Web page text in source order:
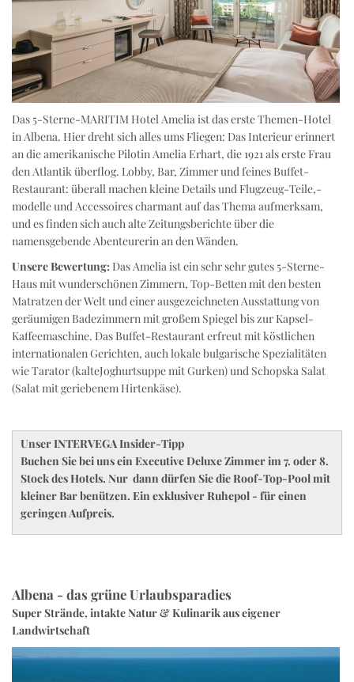
Das 5-Sterne-MARITIM Hotel Amelia ist das erste Themen-Hotel
in Albena. Hier dreht sich alles ums Fliegen: Das Interieur erinnert
an die amerikanische Pilotin Amelia Erhart, die 1921 als erste Frau
den Atlantik überflog. Lobby, Bar, Zimmer und feines Buffet-
Restaurant: überall machen kleine Details und Flugzeug-Teile,-
modelle und Accessoires charmant auf das Thema aufmerksam,
und es finden sich auch alte Zeitungsberichte über die
namensgebende Abenteurerin an den Wänden.
Unsere Bewertung: Das Amelia ist ein sehr sehr gutes 5-Sterne-
Haus mit wunderschönen Zimmern, Top-Betten mit den besten
Matratzen der Welt und einer ausgezeichneten Ausstattung von
geräumigen Badezimmern mit großem Spiegel bis zur Kapsel-
Kaffeemaschine. Das Buffet-Restaurant erfreut mit köstlichen
internationalen Gerichten, auch lokale bulgarische Spezialitäten
wie Tarator (kalteJoghurtsuppe mit Gurken) und Schopska Salat
(Salat mit geriebenem Hirtenkäse).
Unser INTERVEGA Insider-Tipp
Buchen Sie bei uns ein Executive Deluxe Zimmer im 7. oder 8.
Stock des Hotels. Nur dann dürfen Sie die Roof-Top-Pool mit
kleiner Bar benützen. Ein exklusiver Ruhepol - für einen
geringen Aufpreis.
Albena - das grüne Urlaubsparadies
Super Strände, intakte Natur & Kulinarik aus eigener
Landwirtschaft